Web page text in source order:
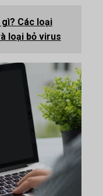
Các loại
loại bỏ virus